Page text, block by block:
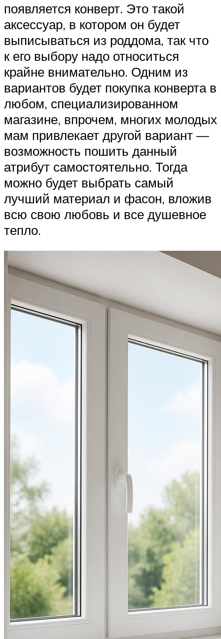
появляется конверт. Это такой
аксессуар, в котором он будет
выписываться из роддома, так что
к его выбору надо относиться
крайне внимательно. Одним из
вариантов будет покупка конверта в
любом, специализированном
магазине, впрочем, многих молодых
мам привлекает другой вариант —
возможность пошить данный
атрибут самостоятельно. Тогда
можно будет выбрать самый
лучший материал и фасон, вложив
всю свою любовь и все душевное
тепло.